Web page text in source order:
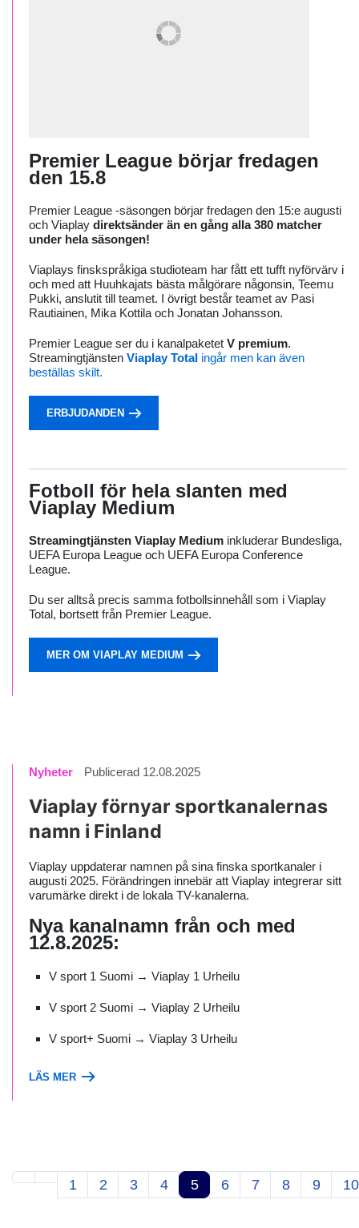
Premier League börjar fredagen
den 15.8
Premier League -säsongen börjar fredagen den 15:e augusti
och Viaplay direktsänder än en gång alla 380 matcher
under hela säsongen!
Viaplays finskspråkiga studioteam har fått ett tufft nyförvärv i
och med att Huuhkajats bästa målgörare någonsin, Teemu
Pukki, anslutit till teamet. I övrigt består teamet av Pasi
Rautiainen, Mika Kottila och Jonatan Johansson.
Premier League ser du i kanalpaketet V premium.
Streamingtjänsten Viaplay Total ingår men kan även
beställas skilt.
ERBJUDANDEN
Fotboll för hela slanten med
Viaplay Medium
Streamingtjänsten Viaplay Medium inkluderar Bundesliga,
UEFA Europa League och UEFA Europa Conference
League.
Du ser alltså precis samma fotbollsinnehåll som i Viaplay
Total, bortsett från Premier League.
MER OM VIAPLAY MEDIUM
Nyheter Publicerad 12.08.2025
Viaplay förnyar sportkanalernas
namn i Finland
Viaplay uppdaterar namnen på sina finska sportkanaler i
augusti 2025. Förändringen innebär att Viaplay integrerar sitt
varumärke direkt i de lokala TV-kanalerna.
Nya kanalnamn från och med
12.8.2025:
V sport 1 Suomi → Viaplay 1 Urheilu
V sport 2 Suomi → Viaplay 2 Urheilu
V sport+ Suomi → Viaplay 3 Urheilu
LÄS MER
1 2 3 4 5 6 7 8 9 10